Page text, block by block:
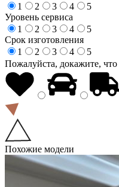
1
2 3 4
5
Уровень сервиса
1
2 3 4
5
Срок изготовления
1
2 3 4
5
Пожалуйста, докажите,
Похожие модели